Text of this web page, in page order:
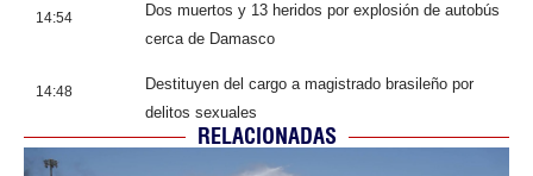
14:54
Dos muertos y 13 heridos por explosión de autobús
cerca de Damasco
14:48
Destituyen del cargo a magistrado brasileño por
delitos sexuales
RELACIONADAS